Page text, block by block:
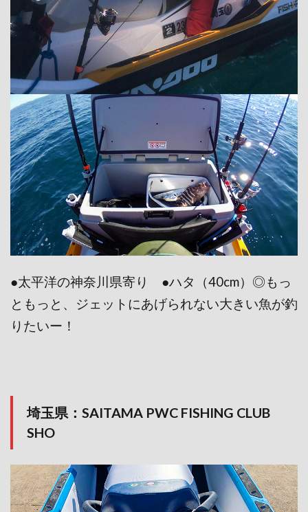
●太平洋の神奈川県寄り ●ハタ（40cm）◎もっ
ともっと、ジェットにあげられない大きい魚が釣
りたいー！
埼玉県：SAITAMA PWC FISHING CLUB
SHO